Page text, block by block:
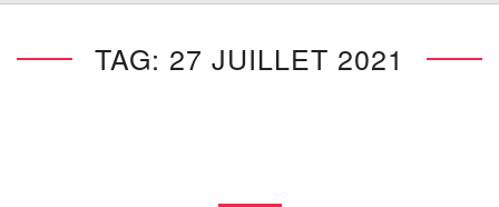
TAG: 27 JUILLET 2021